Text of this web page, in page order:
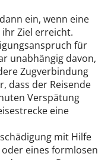
ein, wenn eine
Ziel erreicht.
für
unabhängig davon,
Zugverbindung
dass der Reisende
Verspätung
eine
mit Hilfe
eines formlosen